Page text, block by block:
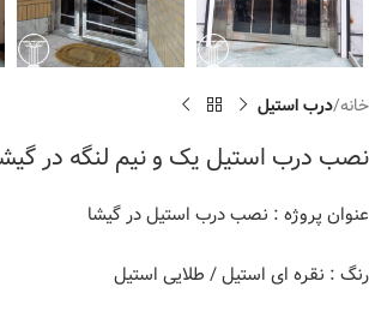
خانه درب استیل
نصب درب استیل یک و نیم لنگه در
عنوان پروژه : نصب درب استیل در گیشا
رنگ : نقره ای استیل / طلایی استیل